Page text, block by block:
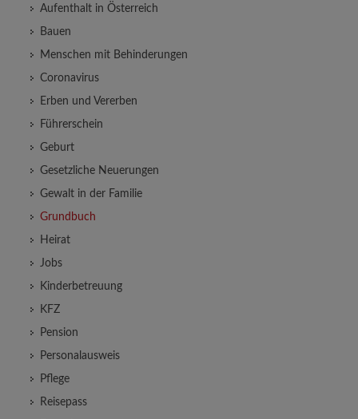
Aufenthalt in Österreich
Bauen
Menschen mit Behinderungen
Coronavirus
Erben und Vererben
Führerschein
Geburt
Gesetzliche Neuerungen
Gewalt in der Familie
Grundbuch
Heirat
Jobs
Kinderbetreuung
KFZ
Pension
Personalausweis
Pflege
Reisepass